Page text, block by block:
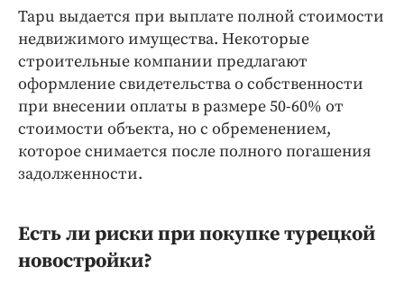
Tapu выдается при выплате полной стоимости
недвижимого имущества. Некоторые
строительные компании предлагают
оформление свидетельства о собственности
при внесении оплаты в размере 50-60% от
стоимости объекта, но с обременением,
которое снимается после полного погашения
задолженности.
Есть ли риски при покупке турецкой
новостройки?